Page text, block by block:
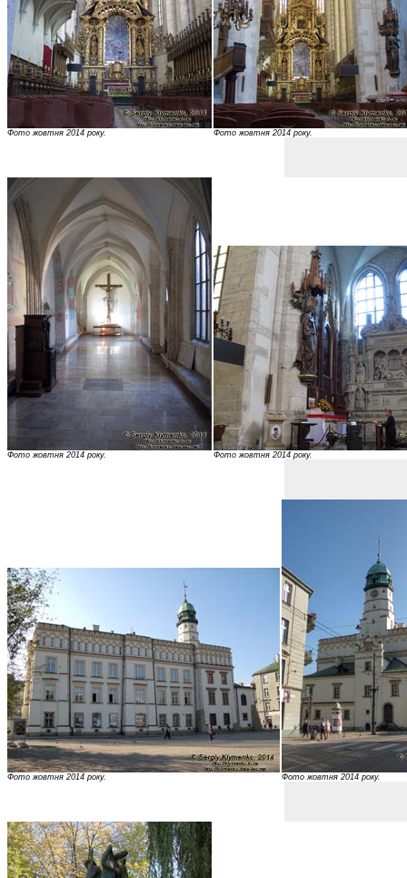
Фото жовтня 2014 року. Фото жовтня 2014 року.
Фото жовтня 2014 року. Фото жовтня 2014 року.
Фото жовтня 2014 року. Фото жовтня 2014 року.